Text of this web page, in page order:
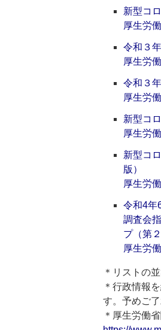
新型コ
厚生労
令和３
厚生労
令和３
厚生労
新型コ
厚生労
新型コ
版）
厚生労
令和4年
調査会
プ（第
厚生労
＊リストの
＊行政情報
す。予めご了
＊厚生労働